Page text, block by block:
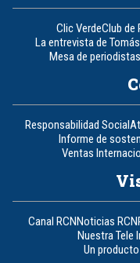
Clic VerdeClub de
La entrevista de
Mesa de periodistas
Responsabilidad Social
Informe de
Ventas
Canal RCNNoticias RCN
Nuestra Tele
Un